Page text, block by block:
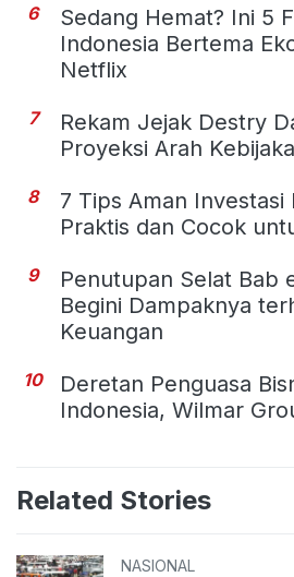
6
Sedang Hemat? Ini 5
Indonesia Bertema
Netflix
7
Rekam Jejak Destry
Proyeksi Arah
8
7 Tips Aman Investasi
Praktis dan Cocok
9
Penutupan Selat Bab
Begini Dampaknya
Keuangan
10
Deretan Penguasa
Indonesia, Wilmar
Related Stories
NASIONAL